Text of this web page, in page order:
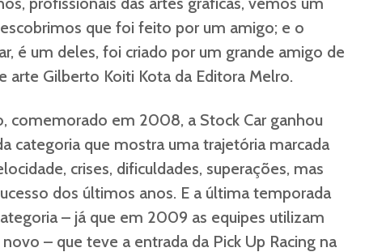
que foi feito por um amigo; e o
é um deles, foi criado por um grande amigo de
arte Gilberto Koiti Kota da Editora Melro.
comemorado em 2008, a Stock Car ganhou
categoria que mostra uma trajetória marcada
crises, dificuldades, superações, mas
dos últimos anos. E a última temporada
– já que em 2009 as equipes utilizam
– que teve a entrada da Pick Up Racing na